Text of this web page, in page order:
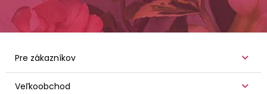
Pre zákazníkov
Veľkoobchod